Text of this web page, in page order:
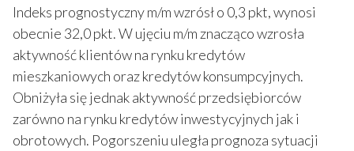
Indeks prognostyczny m/m wzrósł o 0,3 pkt, wynosi
obecnie 32,0 pkt. W ujęciu m/m znacząco wzrosła
aktywność klientów na rynku kredytów
mieszkaniowych oraz kredytów konsumpcyjnych.
Obniżyła się jednak aktywność przedsiębiorców
zarówno na rynku kredytów inwestycyjnych jak i
obrotowych. Pogorszeniu uległa prognoza sytuacji